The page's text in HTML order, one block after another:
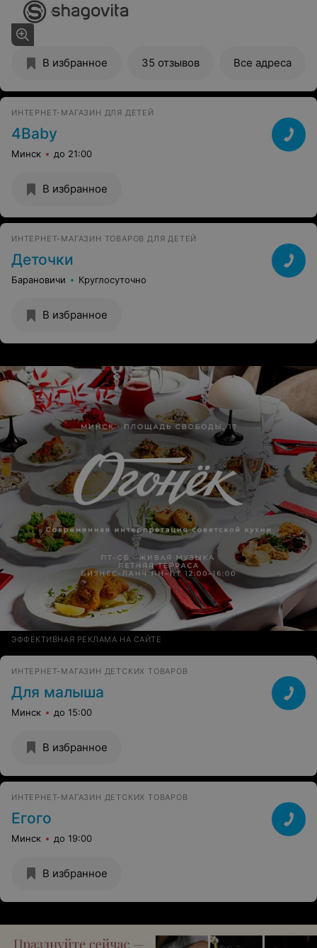
В избранное 35 отзывов Все адреса
ИНТЕРНЕТ-МАГАЗИН ДЛЯ ДЕТЕЙ
4Baby
Минск до 21:00
В избранное
ИНТЕРНЕТ-МАГАЗИН ТОВАРОВ ДЛЯ ДЕТЕЙ
Деточки
Барановичи Круглосуточно
В избранное
ЭФФЕКТИВНАЯ РЕКЛАМА НА САЙТЕ
ИНТЕРНЕТ-МАГАЗИН ДЕТСКИХ ТОВАРОВ
Для малыша
Минск до 15:00
В избранное
ИНТЕРНЕТ-МАГАЗИН ДЕТСКИХ ТОВАРОВ
Егого
Минск до 19:00
В избранное